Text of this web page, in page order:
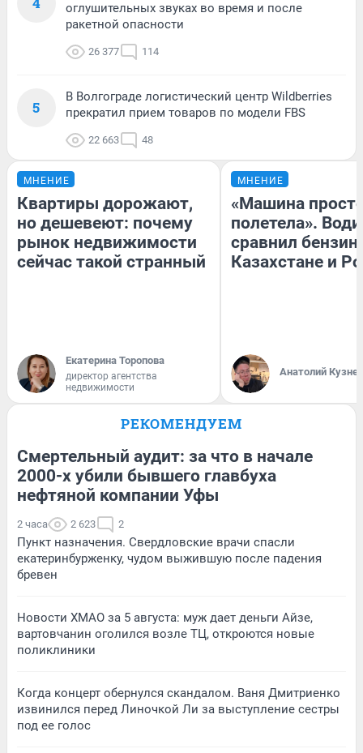
оглушительных звуках во время и после
ракетной опасности
26 377 114
5
В Волгограде логистический центр Wildberries
прекратил прием товаров по модели FBS
22 663 48
МНЕНИЕ
Квартиры дорожают,
но дешевеют: почему
рынок недвижимости
сейчас такой странный
Екатерина Торопова
директор агентства
недвижимости
МНЕНИЕ
«Машина
полетела».
сравнил бензин
Казахстане и
Анатолий
РЕКОМЕНДУЕМ
Смертельный аудит: за что в начале
2000-х убили бывшего главбуха
нефтяной компании Уфы
2 часа 2 623 2
Пункт назначения. Свердловские врачи спасли
екатеринбурженку, чудом выжившую после падения
бревен
Новости ХМАО за 5 августа: муж дает деньги Айзе,
вартовчанин оголился возле ТЦ, откроются новые
поликлиники
Когда концерт обернулся скандалом. Ваня Дмитриенко
извинился перед Линочкой Ли за выступление сестры
под ее голос